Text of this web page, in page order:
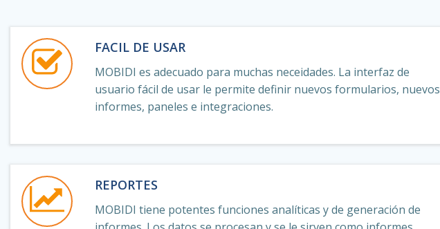
FACIL DE USAR
MOBIDI es adecuado para muchas neceidades. La interfaz de
usuario fácil de usar le permite definir nuevos formularios, nuevos
informes, paneles e integraciones.
REPORTES
MOBIDI tiene potentes funciones analíticas y de generación de